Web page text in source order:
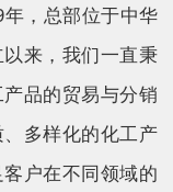
，总部位于中华
来，我们一直秉
品的贸易与分销
多样化的化工产
户在不同领域的